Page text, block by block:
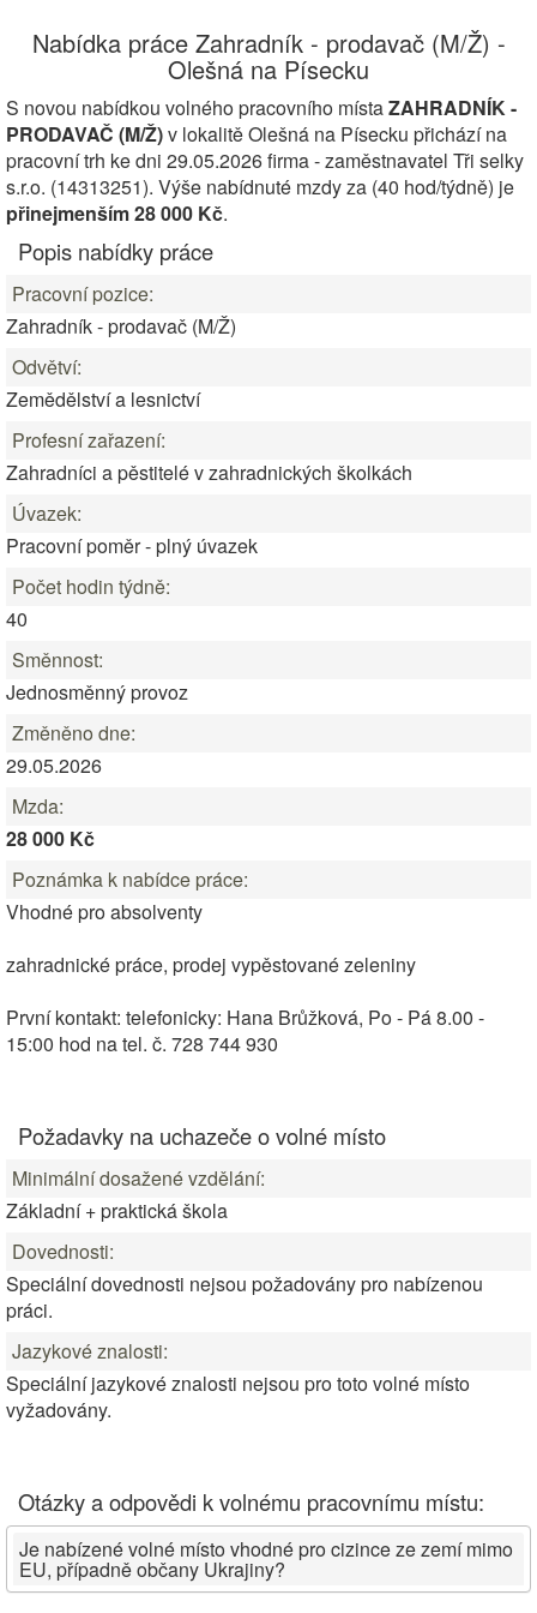
Nabídka práce Zahradník - prodavač (M/Ž) -
Olešná na Písecku
S novou nabídkou volného pracovního místaZAHRADNÍK -
PRODAVAČ (M/Ž)v lokalitě Olešná na Písecku přichází na
pracovní trh ke dni 29.05.2026 firma - zaměstnavatel Tři selky
s.r.o. (14313251). Výše nabídnuté mzdy za (40 hod/týdně) je
přinejmenším 28 000 Kč.
Popis nabídky práce
Pracovní pozice:
Zahradník - prodavač (M/Ž)
Odvětví:
Zemědělství a lesnictví
Profesní zařazení:
Zahradníci a pěstitelé v zahradnických školkách
Úvazek:
Pracovní poměr - plný úvazek
Počet hodin týdně:
40
Směnnost:
Jednosměnný provoz
Změněno dne:
29.05.2026
Mzda:
28 000 Kč
Poznámka k nabídce práce:
Vhodné pro absolventy
zahradnické práce, prodej vypěstované zeleniny
První kontakt: telefonicky: Hana Brůžková, Po - Pá 8.00 -
15:00 hod na tel. č. 728 744 930
Požadavky na uchazeče o volné místo
Minimální dosažené vzdělání:
Základní + praktická škola
Dovednosti:
Speciální dovednosti nejsou požadovány pro nabízenou
práci.
Jazykové znalosti:
Speciální jazykové znalosti nejsou pro toto volné místo
vyžadovány.
Otázky a odpovědi k volnému pracovnímu místu:
Je nabízené volné místo vhodné pro cizince ze zemí mimo
EU, případně občany Ukrajiny?